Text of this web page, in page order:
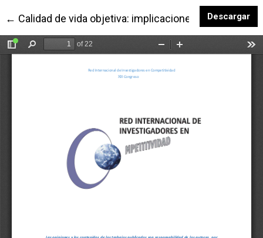
← Volver a los detalles del artículo
Calidad de vida objetiva: implicaciones para la
Descargar